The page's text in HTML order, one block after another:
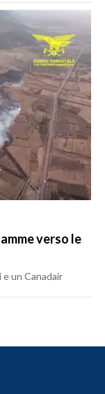
verso le
un Canadair